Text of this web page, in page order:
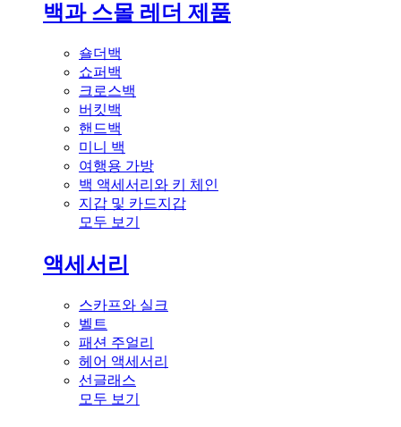
백과 스몰 레더 제품
숄더백
쇼퍼백
크로스백
버킷백
핸드백
미니 백
여행용 가방
백 액세서리와 키 체인
지갑 및 카드지갑
모두 보기
액세서리
스카프와 실크
벨트
패션 주얼리
헤어 액세서리
선글래스
모두 보기